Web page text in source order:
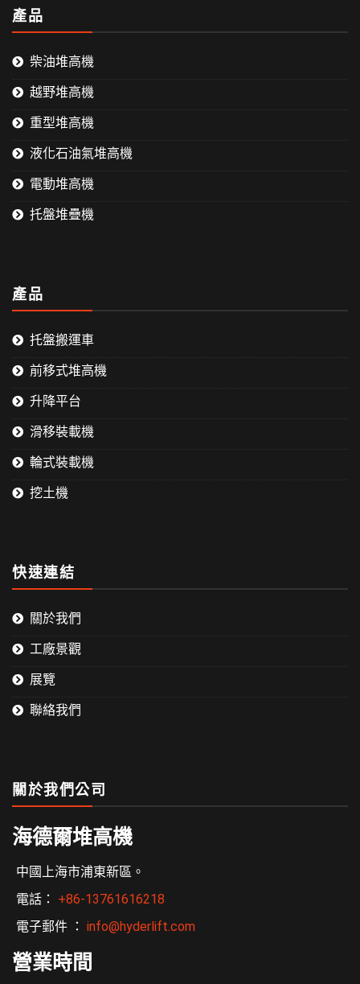
導
覽
產品
柴油堆高機
越野堆高機
重型堆高機
液化石油氣堆高機
電動堆高機
托盤堆疊機
產品
托盤搬運車
前移式堆高機
升降平台
滑移裝載機
輪式裝載機
挖土機
快速連結
關於我們
工廠景觀
展覽
聯絡我們
關於我們公司
海德爾堆高機
中國上海市浦東新區。
電話： +86-13761616218
電子郵件 ： info@hyderlift.com
營業時間